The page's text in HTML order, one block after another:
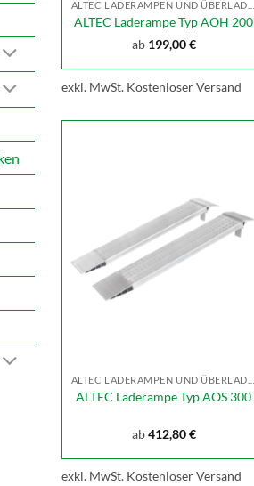
ALTEC Laderampe Typ AOH 200
ab 199,00€
exkl. MwSt. Kostenloser Versand
ALTEC Laderampe Typ AOS 300
ab412,80€
exkl. MwSt. Kostenloser Versand